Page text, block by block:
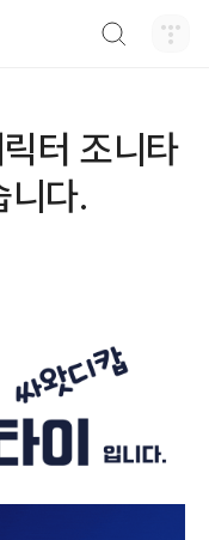
터 조니타
니다.